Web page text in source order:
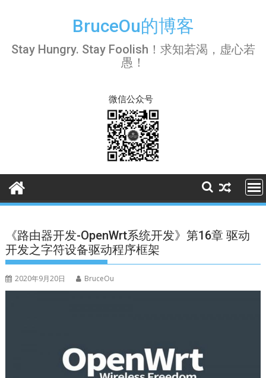
BruceOu的博客
Stay Hungry. Stay Foolish！求知若渴，虚心若
愚！
微信公众号
《路由器开发-OpenWrt系统开发》第16章 驱动
开发之字符设备驱动程序框架
2020年9月20日 BruceOu